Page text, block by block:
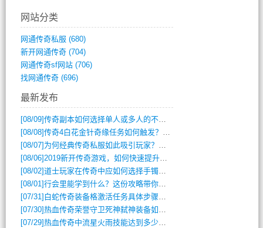
网站分类
网通传奇私服 (680)
新开网通传奇(704)
网通传奇sf网站(706)
找网通传奇(696)
最新发布
[08/09]传奇副本如何选择单人或多人的不同模式？
[08/08]传奇4白花金针奇缘任务如何触发？完整攻略解析
[08/07] 为何经典传奇私服如此吸引玩家？深度攻略解析
[08/06]2019新开传奇游戏，如何快速提升角色等级？
[08/02]道士玩家在传奇中应如何选择手镯装备？
[08/01]行会里能学到什么？这份攻略带你全掌握
[07/31] 白蛇传奇装备格激活任务具体步骤是什么？如何完成？
[07/30]热血传奇荣誉守卫死神弑神装备如何获取与佩戴攻略？
[07/29]热血传奇中流星火雨技能达到多少级可以开始练装备？